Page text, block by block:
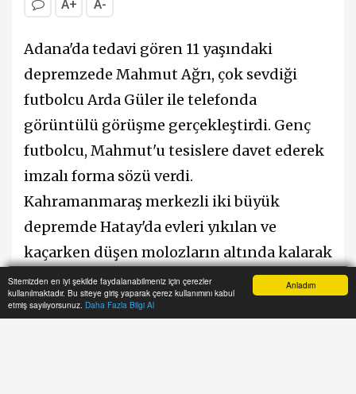
Anladım
Sitemizden en iyi şekilde faydalanabilmeniz için çerezler
kullanılmaktadır. Bu siteye giriş yaparak çerez kullanımını kabul
etmiş sayılıyorsunuz. Daha Fazla Bilgi Al
A+ A-
Adana'da tedavi gören 11 yaşındaki
depremzede Mahmut Ağrı, çok sevdiği
futbolcu Arda Güler ile telefonda
görüntülü görüşme gerçekleştirdi. Genç
futbolcu, Mahmut'u tesislere davet ederek
imzalı forma sözü verdi.
Kahramanmaraş merkezli iki büyük
depremde Hatay'da evleri yıkılan ve
kaçarken düşen molozların altında kalarak
kardeşi Saadet (10) ile yaralı olarak
kurtulan Mahmut Ağrı (11), Adana'da
Anasayfa Yazarlar Haber Ara İhbar Hattı Menu